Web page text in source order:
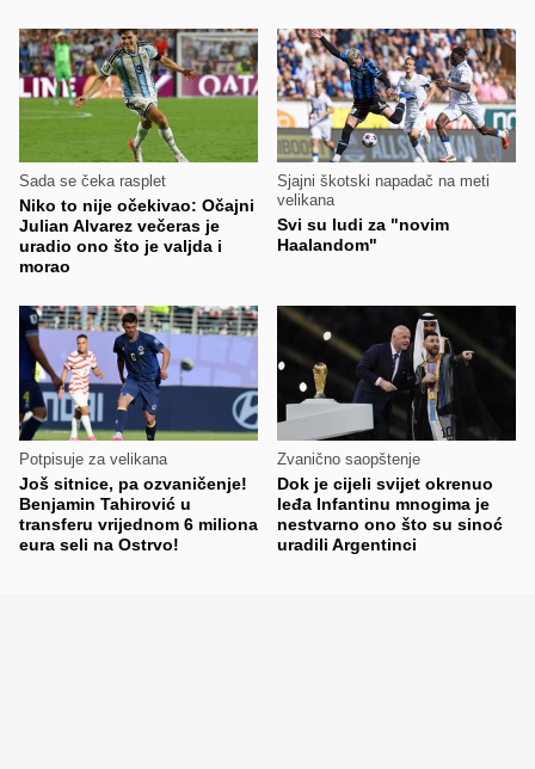
Sada se čeka rasplet
Niko to nije očekivao: Očajni
Julian Alvarez večeras je
uradio ono što je valjda i
morao
Sjajni škotski napadač na meti
velikana
Svi su ludi za "novim
Haalandom"
Potpisuje za velikana
Još sitnice, pa ozvaničenje!
Benjamin Tahirović u
transferu vrijednom 6 miliona
eura seli na Ostrvo!
Zvanično saopštenje
Dok je cijeli svijet okrenuo
leđa Infantinu mnogima je
nestvarno ono što su sinoć
uradili Argentinci